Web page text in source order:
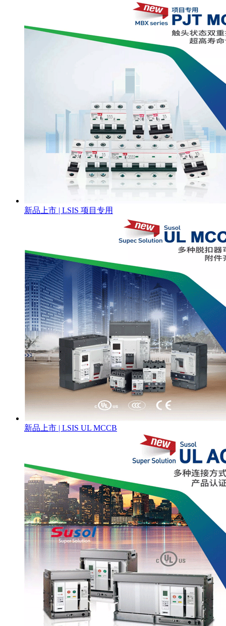
新品上市 | LSIS 项目专用
新品上市 | LSIS UL MCCB